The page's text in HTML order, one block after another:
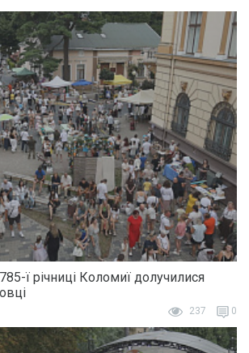
ї річниці Коломиї долучилися
237 0